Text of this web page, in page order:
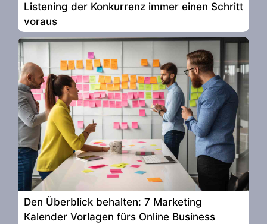
Listening der Konkurrenz immer einen Schritt
voraus
Den Überblick behalten: 7 Marketing
Kalender Vorlagen fürs Online Business